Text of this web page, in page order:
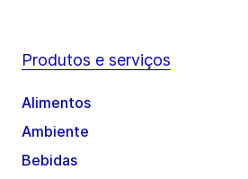
Produtos e serviços
Alimentos
Ambiente
Bebidas